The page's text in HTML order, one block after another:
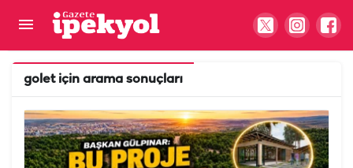
goletiçin arama sonuçları